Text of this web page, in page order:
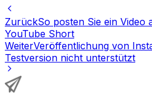
ZurückSo posten Sie ein Video
YouTube Short
WeiterVeröffentlichung von
Testversion nicht unterstützt